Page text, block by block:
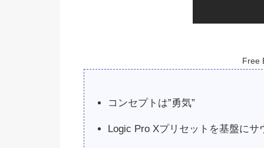
Free
コンセプトは”勇気”
Logic Pro Xプリセットを基盤に